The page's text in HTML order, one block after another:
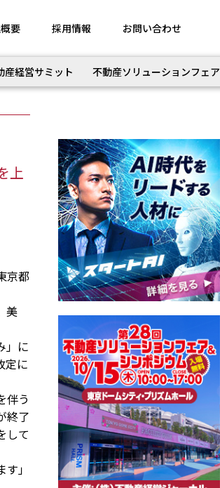
要 採用情報 お問い合わせ
産経営サミット 不動産ソリューションフェア
上
京都
美
」に
定に
伴う
終了
して
」